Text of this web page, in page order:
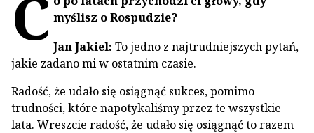
C myślisz o Rospudzie?
Jan Jakiel: To jedno z najtrudniejszych pytań,
jakie zadano mi w ostatnim czasie.
Radość, że udało się osiągnąć sukces, pomimo
trudności, które napotykaliśmy przez te wszystkie
lata. Wreszcie radość, że udało się osiągnąć to razem